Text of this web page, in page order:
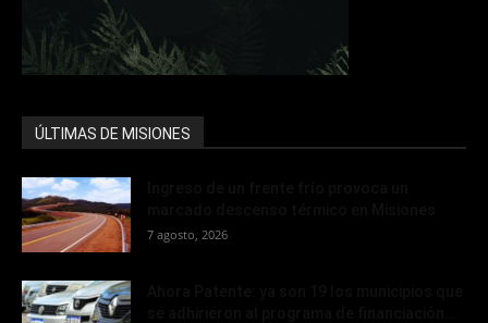
ÚLTIMAS DE MISIONES
7 agosto, 2026